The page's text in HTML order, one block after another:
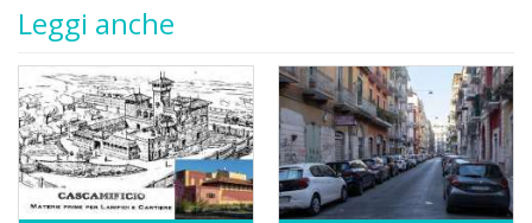
Leggi anche